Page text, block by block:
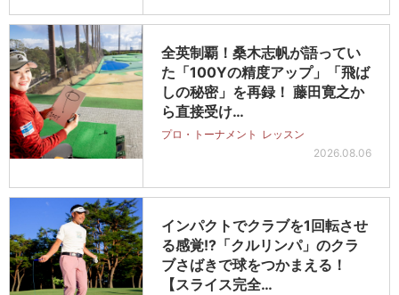
全英制覇！桑木志帆が語ってい
た「100Yの精度アップ」「飛ば
しの秘密」を再録！ 藤田寛之か
ら直接受け…
プロ・トーナメント レッスン
2026.08.06
インパクトでクラブを1回転させ
る感覚!?「クルリンパ」のクラ
ブさばきで球をつかまえる！
【スライス完全…